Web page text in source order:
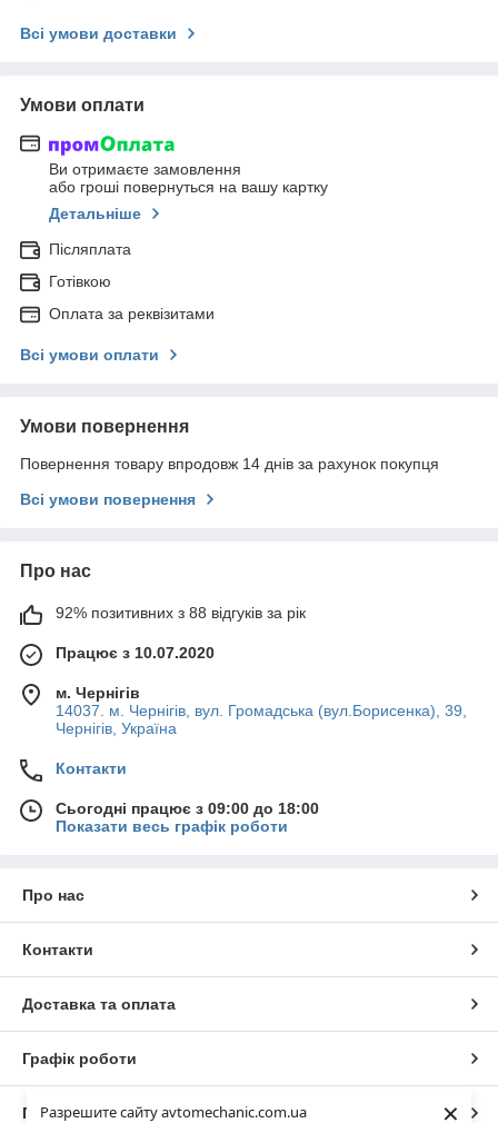
Разрешите сайту avtomechanic.com.ua
×
Всі умови доставки
Умови оплати
Ви отримаєте замовлення
або гроші повернуться на вашу картку
Детальніше
Післяплата
Готівкою
Оплата за реквізитами
Всі умови оплати
Умови повернення
Повернення товару впродовж 14 днів за рахунок покупця
Всі умови повернення
Про нас
92% позитивних з 88 відгуків за рік
Працює з 10.07.2020
м. Чернігів
14037. м. Чернігів, вул. Громадська (вул.Борисенка), 39,
Чернігів, Україна
Контакти
Сьогодні працює з 09:00 до 18:00
Показати весь графік роботи
Про нас
Контакти
Доставка та оплата
Графік роботи
Повна версія сайту